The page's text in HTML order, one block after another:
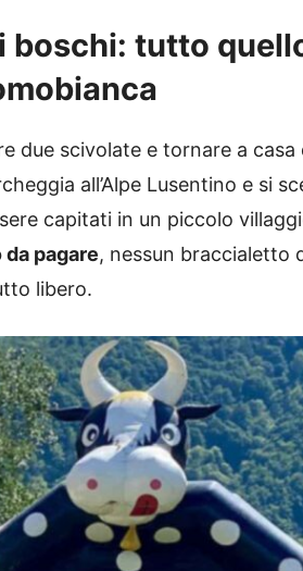
boschi: tutto
due scivolate e tornare a casa
all’Alpe Lusentino e si
capitati in un piccolo
da pagare, nessun braccialetto
libero.